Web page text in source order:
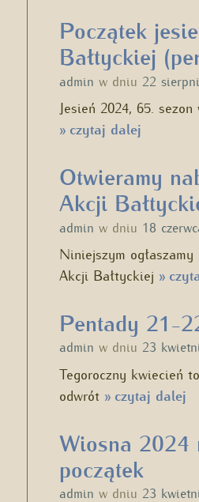
Początek
Bałtyckiej
admin w dniu 22
Jesień 2024, 65.
»czytaj dalej
Otwieramy
Akcji
admin w dniu 18
Niniejszym
Akcji Bałtyckiej »
Pentady 21-
admin w dniu 23
Tegoroczny kwiecień
odwrót »czytaj dalej
Wiosna 2024
początek
admin w dniu 23